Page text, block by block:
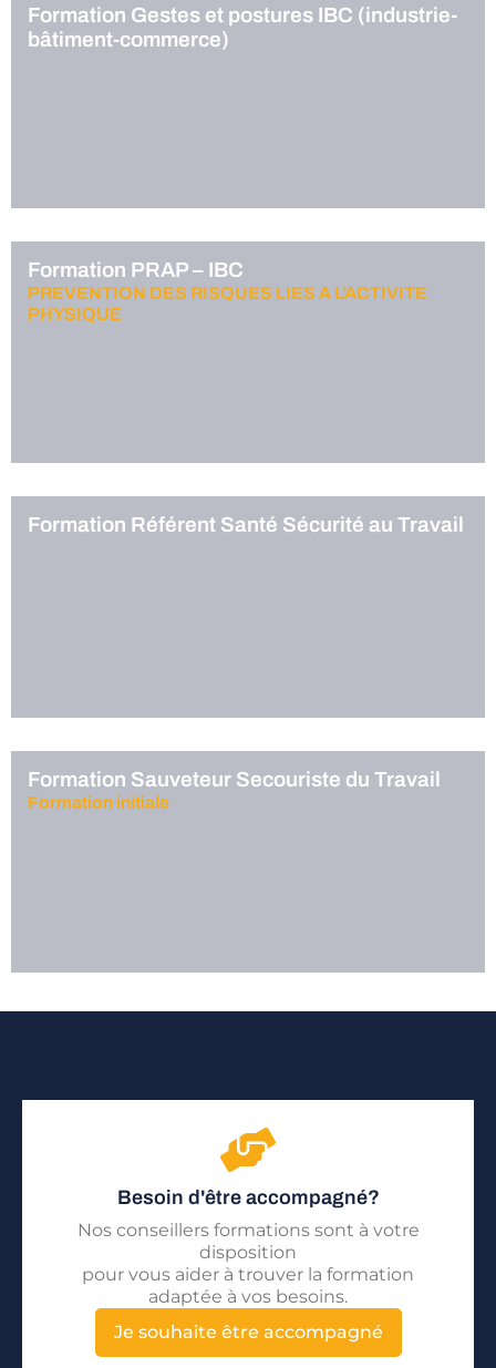
Formation Gestes et postures IBC (industrie-
bâtiment-commerce)
Formation PRAP – IBC
PREVENTION DES RISQUES LIES A L’ACTIVITE
PHYSIQUE
Formation Référent Santé Sécurité au Travail
Formation Sauveteur Secouriste du Travail
Formation initiale
Besoin d'être accompagné?
Nos conseillers formations sont à votre
disposition
pour vous aider à trouver la formation
adaptée à vos besoins.
Je souhaite être accompagné